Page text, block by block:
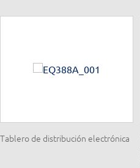
Tablero de distribución electrónica